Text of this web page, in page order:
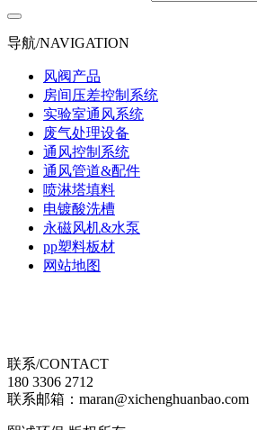
导航/NAVIGATION
风阀产品
房间压差控制系统
实验室通风系统
废气处理设备
通风控制系统
通风管道&配件
喷淋塔填料
电镀酸洗槽
永磁风机&水泵
pp塑料板材
网站地图
联系/CONTACT
180 3306 2712
联系邮箱：maran@xichenghuanbao.com